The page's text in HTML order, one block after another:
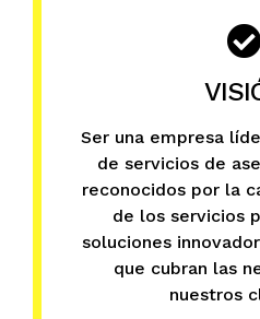
Ser una empresa
de servicios de
reconocidos por la
de los servicios
soluciones
que cubran las
nuestros